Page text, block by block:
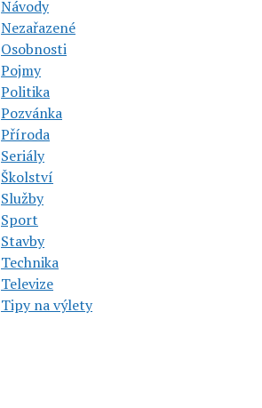
Návody
Nezařazené
Osobnosti
Pojmy
Politika
Pozvánka
Příroda
Seriály
Školství
Služby
Sport
Stavby
Technika
Televize
Tipy na výlety